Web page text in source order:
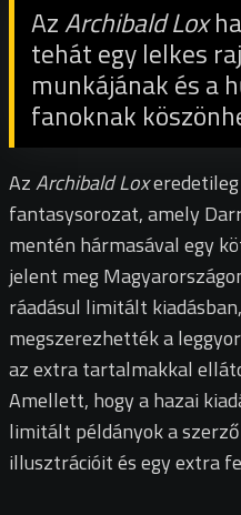
AzArchibald Lox
tehát egy lelkes
munkájának és a
fanoknak
AzArchibald Loxeredetileg
fantasysorozat, amely
mentén hármasával egy
jelent meg
ráadásul limitált
megszerezhették a
az extra tartalmakkal
Amellett, hogy a hazai
limitált példányok a
illusztrációit és egy extra